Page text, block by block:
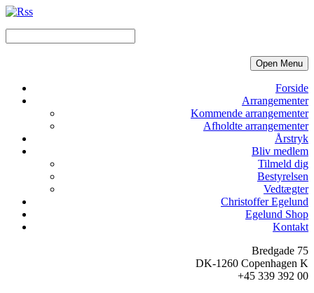
Open Menu
Forside
Arrangementer
Kommende arrangementer
Afholdte arrangementer
Årstryk
Bliv medlem
Tilmeld dig
Bestyrelsen
Vedtægter
Christoffer Egelund
Egelund Shop
Kontakt
Bredgade 75
DK-1260 Copenhagen K
+45 339 392 00